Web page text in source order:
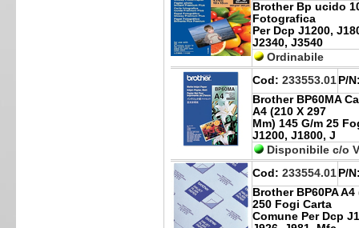
Brother Bp ucido
Fotografica
Per Dcp J1200,
J2340, J3540
Ordinabile
Cod: 233553.01 P/
Brother BP60MA
A4 (210 X 297
Mm) 145 G/m 25
J1200, J1800, J
Disponibile c/o
Cod: 233554.01 P/
Brother BP60PA
250 Fogi Carta
Comune Per Dcp